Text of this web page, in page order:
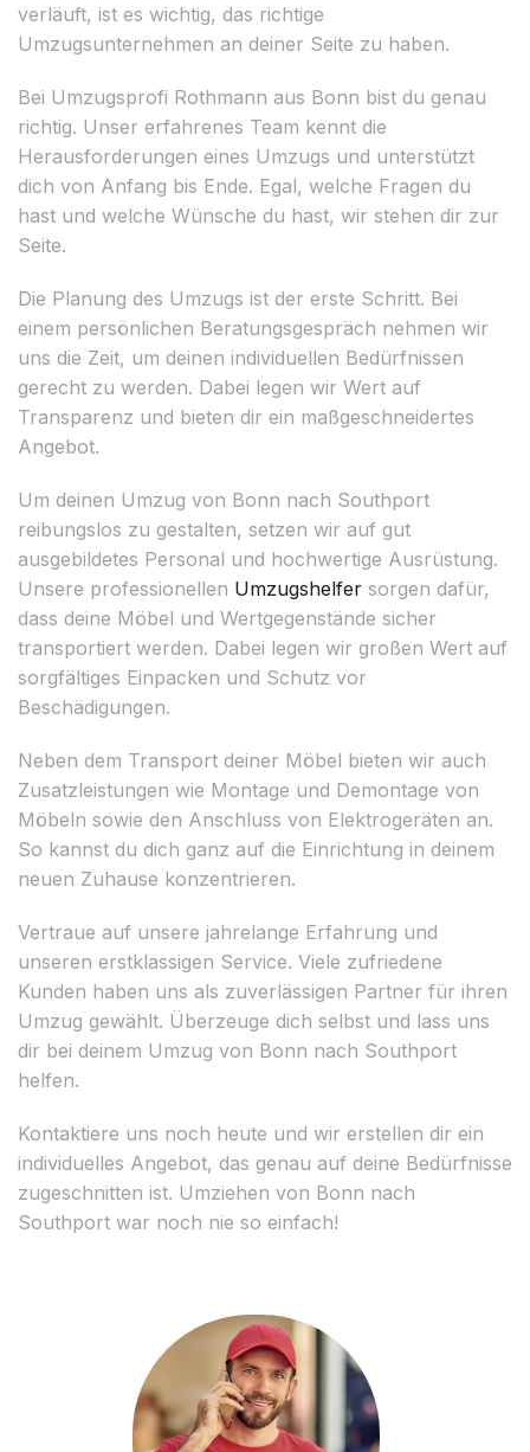
verläuft, ist es wichtig, das richtige
Umzugsunternehmen an deiner Seite zu haben.
Bei Umzugsprofi Rothmann aus Bonn bist du genau
richtig. Unser erfahrenes Team kennt die
Herausforderungen eines Umzugs und unterstützt
dich von Anfang bis Ende. Egal, welche Fragen du
hast und welche Wünsche du hast, wir stehen dir zur
Seite.
Die Planung des Umzugs ist der erste Schritt. Bei
einem persönlichen Beratungsgespräch nehmen wir
uns die Zeit, um deinen individuellen Bedürfnissen
gerecht zu werden. Dabei legen wir Wert auf
Transparenz und bieten dir ein maßgeschneidertes
Angebot.
Um deinen Umzug von Bonn nach Southport
reibungslos zu gestalten, setzen wir auf gut
ausgebildetes Personal und hochwertige Ausrüstung.
Unsere professionellen Umzugshelfer sorgen dafür,
dass deine Möbel und Wertgegenstände sicher
transportiert werden. Dabei legen wir großen Wert auf
sorgfältiges Einpacken und Schutz vor
Beschädigungen.
Neben dem Transport deiner Möbel bieten wir auch
Zusatzleistungen wie Montage und Demontage von
Möbeln sowie den Anschluss von Elektrogeräten an.
So kannst du dich ganz auf die Einrichtung in deinem
neuen Zuhause konzentrieren.
Vertraue auf unsere jahrelange Erfahrung und
unseren erstklassigen Service. Viele zufriedene
Kunden haben uns als zuverlässigen Partner für ihren
Umzug gewählt. Überzeuge dich selbst und lass uns
dir bei deinem Umzug von Bonn nach Southport
helfen.
Kontaktiere uns noch heute und wir erstellen dir ein
individuelles Angebot, das genau auf deine Bedürfnisse
zugeschnitten ist. Umziehen von Bonn nach
Southport war noch nie so einfach!